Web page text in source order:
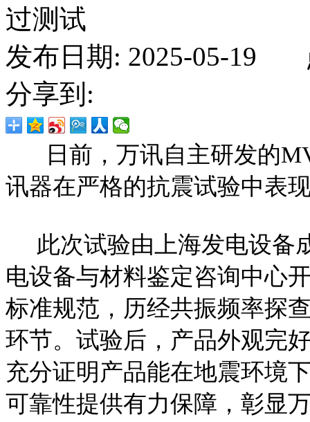
过测试
发布日期: 2025-05-19
分享到:
日前，万讯自主研发的
讯器在严格的抗震试验中表
此次试验由上海发电设备
电设备与材料鉴定咨询中心
标准规范，历经共振频率探
环节。试验后，产品外观完
充分证明产品能在地震环境
可靠性提供有力保障，彰显